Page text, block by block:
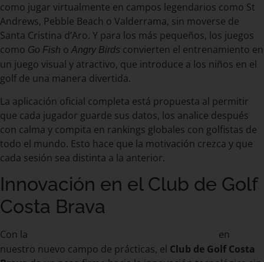
como jugar virtualmente en campos legendarios como St
Andrews, Pebble Beach o Valderrama, sin moverse de
Santa Cristina d’Aro. Y para los más pequeños, los juegos
como Go Fish o Angry Birds convierten el entrenamiento en
un juego visual y atractivo, que introduce a los niños en el
golf de una manera divertida.
La aplicación oficial completa está propuesta al permitir
que cada jugador guarde sus datos, los analice después
con calma y compita en rankings globales con golfistas de
todo el mundo. Esto hace que la motivación crezca y que
cada sesión sea distinta a la anterior.
Innovación en el Club de Golf
Costa Brava
Con la
en
nuestro nuevo campo de prácticas, el Club de Golf Costa